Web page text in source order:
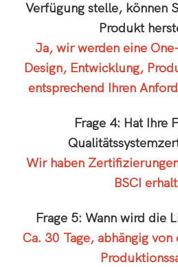
Verfügung stelle, können
Produkt
Ja, wir werden eine
Design, Entwicklung,
entsprechend Ihren
Frage 4: Hat Ihre
Wir haben
BSCI
Frage 5: Wann wird die
Ca. 30 Tage, abhängig